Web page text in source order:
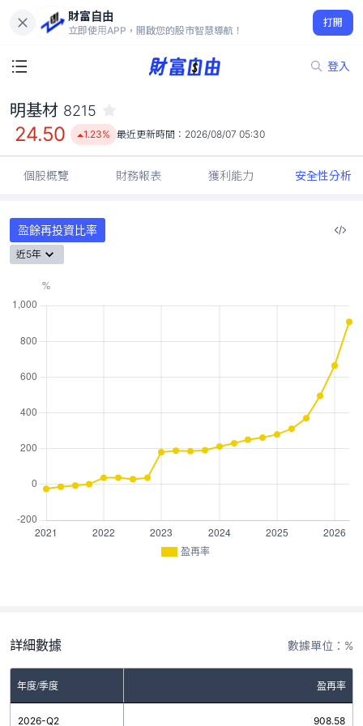
財富自由
立即使用APP，開啟您的股市智慧導航！
打開
登入
24.50
1.23%
明基材 8215
24.50 1.23% 最近更新時間： 2026/08/07 05:30
個股概覽 財務報表 獲利能力 安全性分析
盈餘再投資比率
近5年
盈再率
詳細數據 數據單位：%
年度/季度 盈再率
2026-Q2 908.58